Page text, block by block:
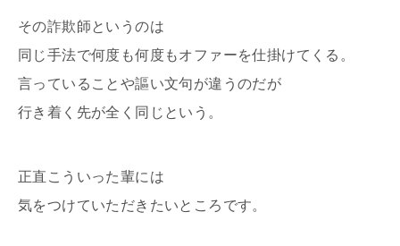
その詐欺師というのは
同じ手法で何度も何度もオファーを仕掛けてくる。
言っていることや謳い文句が違うのだが
行き着く先が全く同じという。
正直こういった輩には
気をつけていただきたいところです。